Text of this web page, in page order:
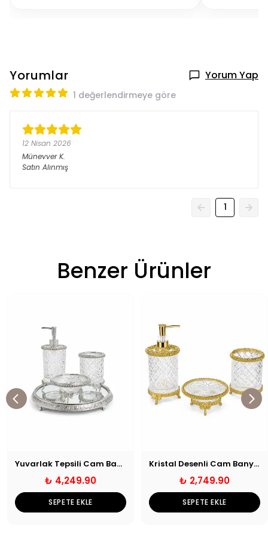
Yorumlar Yorum Yap
1 değerlendirmeye göre
12 Nisan 2026
Münevver K.
Satın Alınmış
1
Benzer Ürünler
Yuvarlak Tepsili Cam Banyo Seti
₺ 4,249.90
SEPETE EKLE
Kristal Desenli Cam Banyo Seti
₺ 2,749.90
SEPETE EKLE